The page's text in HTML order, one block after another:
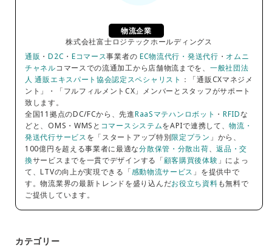
物流企業
株式会社富士ロジテックホールディングス
通販 ・D2C ・ Eコマース事業者の EC物流代行・発送代行 ・ オムニ
チャネルコマースでの流通加工から店舗物流までを、 一般社団法
人 通販エキスパート協会認定スペシャリスト ：「通販CXマネジメ
ント」・「フルフィルメントCX」メンバーとスタッフがサポート
致します。
全国11拠点のDC/FCから、先進RaaSマテハンロボット ・RFIDな
どと、OMS・WMSと コマースシステムをAPIで連携して、物流・
発送代行サービスを「スタートアップ特別限定プラン 」から、
100億円を超える事業者に最適な分散保管・分散出荷、返品・交
換サービスまでを一貫でデザインする「顧客購買後体験 」によっ
て、LTVの向上が実現できる「感動物流サービス 」を提供中で
す。物流業界の最新トレンドを盛り込んだお役立ち資料も無料で
ご提供しています。
カテゴリー